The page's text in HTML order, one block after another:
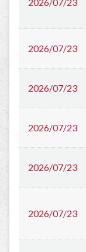
2026/07/23
2026/07/23
2026/07/23
2026/07/23
2026/07/23
2026/07/23